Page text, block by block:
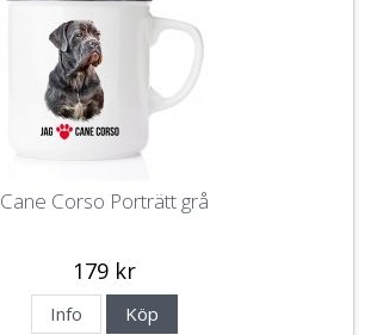
Cane Corso Porträtt grå
179 kr
Info Köp